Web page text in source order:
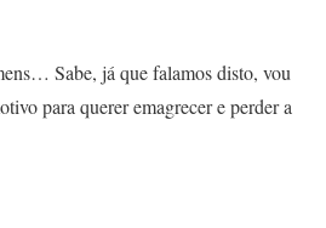
Sabe, já que falamos disto, vou
para querer emagrecer e perder a